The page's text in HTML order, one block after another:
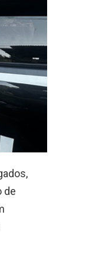
de